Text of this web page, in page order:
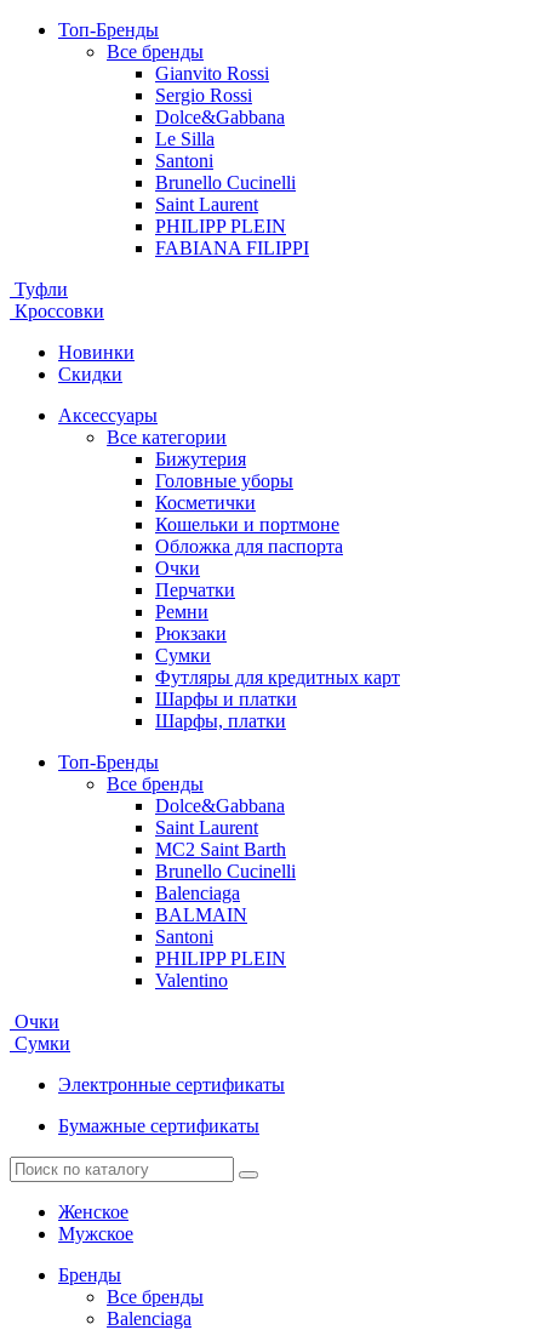
Топ-Бренды
Все бренды
Gianvito Rossi
Sergio Rossi
Dolce&Gabbana
Le Silla
Santoni
Brunello Cucinelli
Saint Laurent
PHILIPP PLEIN
FABIANA FILIPPI
Туфли
Кроссовки
Новинки
Скидки
Аксессуары
Все категории
Бижутерия
Головные уборы
Косметички
Кошельки и портмоне
Обложка для паспорта
Очки
Перчатки
Ремни
Рюкзаки
Сумки
Футляры для кредитных карт
Шарфы и платки
Шарфы, платки
Топ-Бренды
Все бренды
Dolce&Gabbana
Saint Laurent
MC2 Saint Barth
Brunello Cucinelli
Balenciaga
BALMAIN
Santoni
PHILIPP PLEIN
Valentino
Очки
Сумки
Электронные сертификаты
Бумажные сертификаты
Женское
Мужское
Бренды
Все бренды
Balenciaga